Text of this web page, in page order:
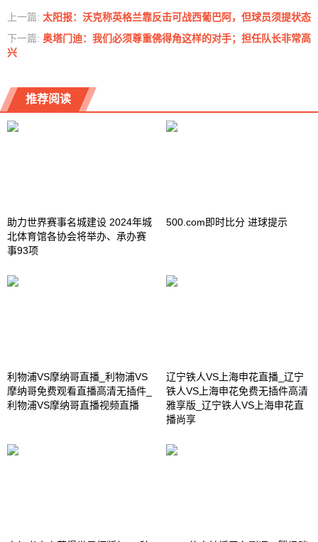
上一篇: 太阳报：沃克称英格兰靠反击可战西葡巴阿，但球员须提状态
下一篇: 奥塔门迪：我们必须尊重佛得角这样的对手；担任队长非常高
兴
推荐阅读
助力世界赛事名城建设 2024年城
北体育馆各协会将举办、承办赛
事93项
500.com即时比分 进球提示
利物浦VS摩纳哥直播_利物浦VS
摩纳哥免费观看直播高清无插件_
利物浦VS摩纳哥直播视频直播
辽宁铁人VS上海申花直播_辽宁
铁人VS上海申花免费无插件高清
雅享版_辽宁铁人VS上海申花直
播尚享